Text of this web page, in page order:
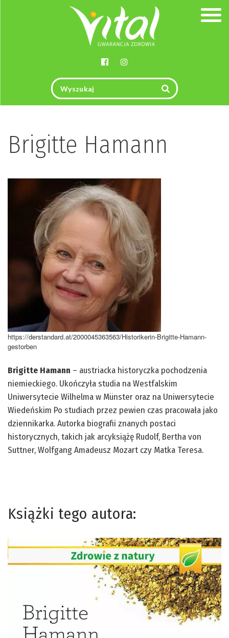
Brigitte Hamann
https://derstandard.at/2000045363563/Historikerin-Brigitte-Hamann-
gestorben
Brigitte Hamann – austriacka historyczka pochodzenia
niemieckiego. Ukończyła studia na Westfalskim
Uniwersytecie Wilhelma w Münster oraz na Uniwersytecie
Wiedeńskim Po studiach przez pewien czas pracowała jako
dziennikarka. Autorka biografii znanych postaci
historycznych, takich jak arcyksiążę Rudolf, Bertha von
Suttner, Wolfgang Amadeusz Mozart czy Matka Teresa.
Książki tego autora: